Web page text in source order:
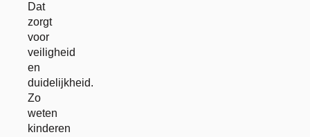
Dat
zorgt
voor
veiligheid
en
duidelijkheid.
Zo
weten
kinderen